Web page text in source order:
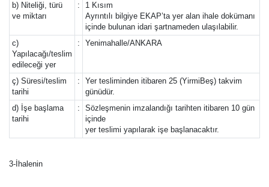
b) Niteliği, türü
ve miktarı
:
1 Kısım
Ayrıntılı bilgiye EKAP’ta yer alan ihale dokümanı
içinde bulunan idari şartnameden ulaşılabilir.
c)
Yapılacağı/teslim
edileceği yer
: Yenimahalle/ANKARA
ç) Süresi/teslim
tarihi
:
Yer tesliminden itibaren 25 (YirmiBeş) takvim
günüdür.
d) İşe başlama
tarihi
:
Sözleşmenin imzalandığı tarihten itibaren 10 gün
içinde
yer teslimi yapılarak işe başlanacaktır.
3-İhalenin